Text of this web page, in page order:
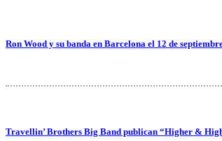
Ron Wood y su banda en Barcelona el 12 de
Travellin’ Brothers Big Band publican “Higher &